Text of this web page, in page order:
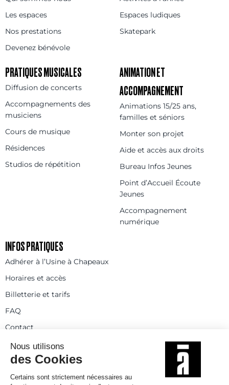
Les espaces
Nos prestations
Devenez bénévole
Espaces ludiques
Skatepark
PRATIQUES MUSICALES
Diffusion de concerts
Accompagnements des
musiciens
Cours de musique
Résidences
Studios de répétition
ANIMATION ET
ACCOMPAGNEMENT
Animations 15/25 ans,
familles et séniors
Monter son projet
Aide et accès aux droits
Bureau Infos Jeunes
Point d’Accueil Écoute
Jeunes
Accompagnement
numérique
INFOS PRATIQUES
Adhérer à l’Usine à Chapeaux
Horaires et accès
Billetterie et tarifs
FAQ
Contact
Statuts Règlement intérieur
Partenaires et réseaux
Espace presse
Rejoignez-nous
© 2025
Politique de confidentialité